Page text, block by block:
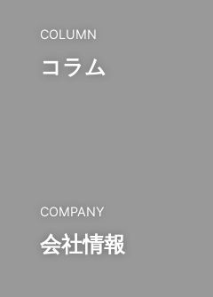
COLUMN
コラム
COMPANY
会社情報